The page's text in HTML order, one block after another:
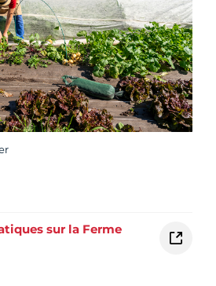
sur la Ferme